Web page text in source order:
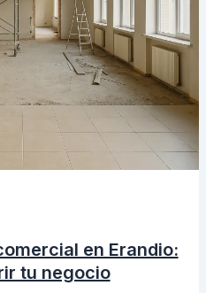
en Erandio:
tu negocio